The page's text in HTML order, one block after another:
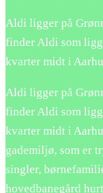
Aldi ligger på
finder Aldi som
kvarter midt i
Aldi ligger på
finder Aldi som
kvarter midt i
gademiljø, som er
singler,
hovedbanegård